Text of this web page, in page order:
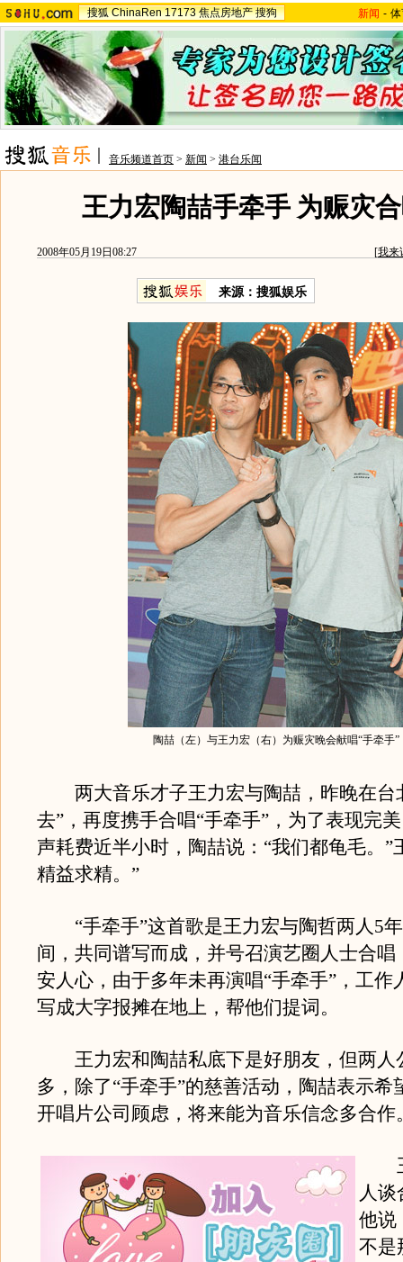
搜狐 ChinaRen 17173 焦点房地产 搜狗 新闻 -
音乐频道首页 > 新闻 > 港台乐闻
王力宏陶喆手牵手 为赈灾
2008年05月19日08:27 [我来
来源：搜狐娱乐
陶喆（左）与王力宏（右）为赈灾晚会献唱“手牵手”
两大音乐才子王力宏与陶喆，昨晚在台
去”，再度携手合唱“手牵手”，为了表现完
声耗费近半小时，陶喆说：“我们都龟毛。”
精益求精。”
“手牵手”这首歌是王力宏与陶哲两人5年
间，共同谱写而成，并号召演艺圈人士合唱
安人心，由于多年未再演唱“手牵手”，工作
写成大字报摊在地上，帮他们提词。
王力宏和陶喆私底下是好朋友，但两人
多，除了“手牵手”的慈善活动，陶喆表示希
开唱片公司顾虑，将来能为音乐信念多合作
王
人
他说
不是